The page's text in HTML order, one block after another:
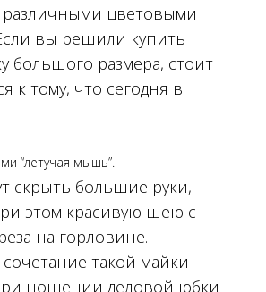
различными цветовыми
вы решили купить
большого размера, стоит
к тому, что сегодня в
“летучая мышь”.
скрыть большие руки,
этом красивую шею с
на горловине.
такой майки
ношении деловой юбки